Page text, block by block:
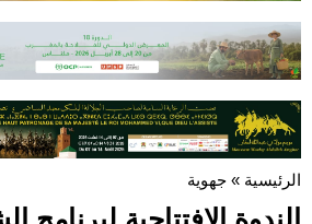
الرئيسية » جهوية